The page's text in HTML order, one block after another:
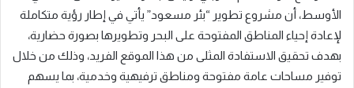
الأوسط، أن مشروع تطوير “بئر مسعود” يأتي في إطار رؤية متكاملة
لإعادة إحياء المناطق المفتوحة على البحر وتطويرها بصورة حضارية،
بهدف تحقيق الاستفادة المثلى من هذا الموقع الفريد، وذلك من خلال
توفير مساحات عامة مفتوحة ومناطق ترفيهية وخدمية، بما يسهم